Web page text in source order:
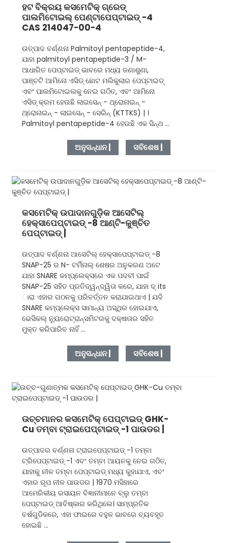
ହଟ ବିକ୍ରୟ କସମେଟିକ୍ ଗ୍ରେଡ୍
ପାଲମିଟୋଇଲ୍ ପେଣ୍ଟାପେପ୍ଟାଇଡ୍ -4
CAS 214047-00-4
ଉତ୍ପାଦ ବର୍ଣ୍ଣନା Palmitoyl pentapeptide-4,
ଯାହା palmitoyl pentapeptide-3 / M-
ଆଧାରିତ ପେପ୍ଟାଇଡ୍ ଭାବରେ ମଧ୍ୟ ଜଣାଶୁଣା,
ପାଞ୍ଚଟି ଆମିନୋ ଏସିଡ୍ ଛୋଟ ମଲିକୁଲାର ପେପ୍ଟାଇଡ୍
ଏବଂ ପାଲମିଟୋଇଲକୁ ନେଇ ଗଠିତ, ଏବଂ ଆମିନୋ
ଏସିଡ୍ କ୍ରମ ହେଉଛି ଲାଇସେନ୍ - ଥ୍ରୋନାଇନ୍ -
ଥ୍ରୋନାଇନ୍ - ଲାଇସେନ୍ - ସେରିନ୍ (KTTKS) | ।
Palmitoyl pentapeptide-4 ହେଉଛି ଏକ ସିନ୍ଥ ...
ଅନୁସନ୍ଧାନ | ସବିଶେଷ |
କସମେଟିକ୍ ଉପାଦାନଗୁଡ଼ିକ ଆସେଟିଲ୍
ହେକ୍ସାପେପ୍ଟାଇଡ୍ -8 ଆଣ୍ଟି-କୁଞ୍ଚିତ
ପେପ୍ଟାଇଡ୍ |
ଉତ୍ପାଦ ବର୍ଣ୍ଣନା ଆସେଟିଲ୍ ହେକ୍ସାପେପ୍ଟାଇଡ୍ -8
SNAP-25 ର N- ଟର୍ମିନାଲ୍ ଶେଷର ଅନୁକରଣ ଅଟେ
ଯାହା SNARE କମ୍ପ୍ଲେକ୍ସରେ ଏକ ପଦବୀ ପାଇଁ
SNAP-25 ସହିତ ପ୍ରତିଦ୍ୱନ୍ଦ୍ୱିତା କରେ, ଯାହା ଦ୍ its
ାରା ଏହାର ଗଠନକୁ ପରିବର୍ତ୍ତନ କରାଯାଇଥାଏ | ଯଦି
SNARE କମ୍ପ୍ଲେକ୍ସ ସାମାନ୍ୟ ଅସ୍ଥିର ହୋଇଯାଏ,
ଭେସିକଲ୍ ନ୍ୟୁରୋଟ୍ରାନ୍ସମିଟରକୁ ଦକ୍ଷତାର ସହିତ
ମୁକ୍ତ କରିପାରିବ ନାହିଁ ...
ଅନୁସନ୍ଧାନ | ସବିଶେଷ |
ଉଚ୍ଚମାନର କସମେଟିକ୍ ପେପ୍ଟାଇଡ୍ GHK-
Cu ତମ୍ବା ଟ୍ରାଇପେପ୍ଟାଇଡ୍ -1 ପାଉଡର |
ଉତ୍ପାଦର ବର୍ଣ୍ଣନା ଟ୍ରାଇପେପ୍ଟାଇଡ୍ -1 ତମ୍ବା
ଟ୍ରିପେପ୍ଟାଇଡ୍ -1 ଏବଂ ତମ୍ବା ଆୟନକୁ ନେଇ ଗଠିତ,
ଯାହାକୁ ନୀଳ ତମ୍ବା ପେପ୍ଟାଇଡ୍ ମଧ୍ୟ କୁହାଯାଏ, ଏବଂ
ଏହାର ରୂପ ନୀଳ ପାଉଡର | 1970 ମସିହାରେ
ଆମେରିକୀୟ ରସାୟନ ବିଜ୍ଞାନୀମାନେ ବ୍ଲୁ ତମ୍ବା
ପେପ୍ଟାଇଡ୍ ଆବିଷ୍କାର କରିଥିଲେ। ସାମ୍ପ୍ରତିକ
ବର୍ଷଗୁଡିକରେ, ଏହା ଫାଇରେ ବହୁଳ ଭାବରେ ବ୍ୟବହୃତ
ହୋଇଛି ...